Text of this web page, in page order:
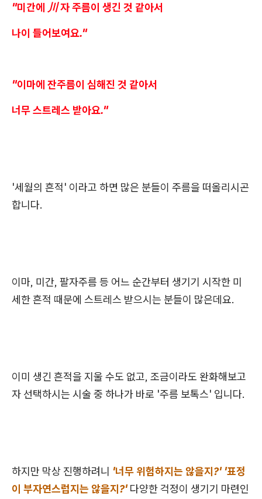
"미간에 川 자 주름이 생긴 것 같아서
나이 들어보여요."
"이마에 잔주름이 심해진 것 같아서
너무 스트레스 받아요."
'세월의 흔적' 이라고 하면 많은 분들이 주름을 떠올리시곤
합니다.
이마, 미간, 팔자주름 등 어느 순간부터 생기기 시작한 미
세한 흔적 때문에 스트레스 받으시는 분들이 많은데요.
이미 생긴 흔적을 지울 수도 없고, 조금이라도 완화해보고
자 선택하시는 시술 중 하나가 바로 '주름 보톡스' 입니다.
하지만 막상 진행하려니 '너무 위험하지는 않을지?' '표정
이 부자연스럽지는 않을지?'다양한 걱정이 생기기 마련인